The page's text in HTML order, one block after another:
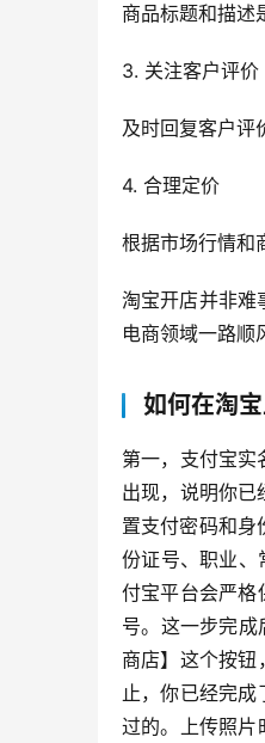
商品标题和描述
3. 关注客户评价
及时回复客户评
4. 合理定价
根据市场行情和
淘宝开店并非难
电商领域一路顺
如何在淘
第一，支付宝实
出现，说明你
置支付密码和身
份证号、职业、
付宝平台会严格
号。这一步完
商店】这个按
止，你已经完
过的。上传照片